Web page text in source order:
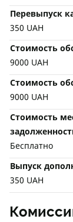
Перевыпуск
350 UAH
Стоимость
9000 UAH
Стоимость
9000 UAH
Стоимость
Бесплатно
Выпуск
350 UAH